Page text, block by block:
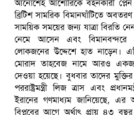
প্রোটিয়াদের হারিয়ে বিশ্বকাপের